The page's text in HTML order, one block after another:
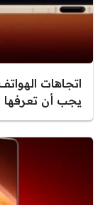
اتجاهات
يجب أن تعرفها